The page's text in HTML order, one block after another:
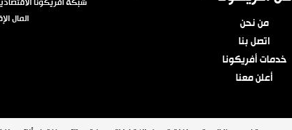
من نحن
اتصل بنا
خدمات أفريكونا
أعلن معنا
المال
جميع الحقوق محفوظة ©